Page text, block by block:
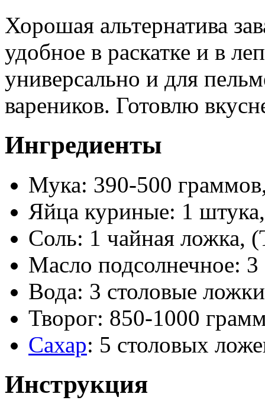
Хорошая альтернатива
удобное в раскатке и в
универсально и для
вареников. Готовлю
Ингредиенты
Мука: 390-500
Яйца куриные: 1
Соль: 1 чайная ложка,
Масло подсолнечное:
Вода: 3 столовые
Творог: 850-1000
Сахар: 5 столовых
Инструкция